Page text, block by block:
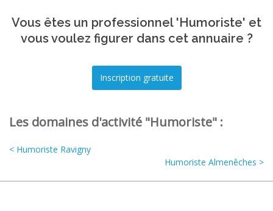
Vous êtes un professionnel 'Humoriste' et
vous voulez figurer dans cet annuaire ?
Les domaines d'activité "Humoriste" :
< Humoriste Ravigny
Humoriste Almenêches >